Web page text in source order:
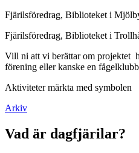
Fjärilsföredrag, Biblioteket i
Fjärilsföredrag, Biblioteket i
Vill ni att vi berättar om projektet
förening eller kanske en
Aktiviteter märkta med symbolen
Arkiv
Vad är dagfjärilar?